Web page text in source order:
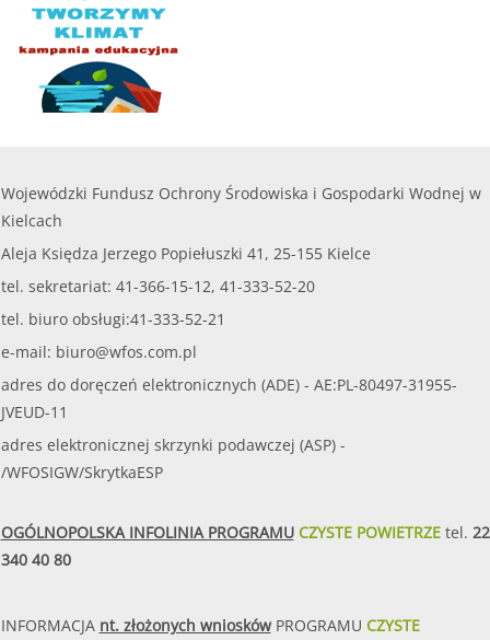
Wojewódzki Fundusz Ochrony Środowiska i Gospodarki Wodnej w
Kielcach
Aleja Księdza Jerzego Popiełuszki 41, 25-155 Kielce
tel. sekretariat: 41-366-15-12, 41-333-52-20
tel. biuro obsługi:41-333-52-21
e-mail: biuro@wfos.com.pl
adres do doręczeń elektronicznych (ADE) - AE:PL-80497-31955-
JVEUD-11
adres elektronicznej skrzynki podawczej (ASP) -
/WFOSIGW/SkrytkaESP
OGÓLNOPOLSKA INFOLINIA PROGRAMUCZYSTE POWIETRZEtel. 22
340 40 80
INFORMACJA nt. złożonych wnioskówPROGRAMU CZYSTE